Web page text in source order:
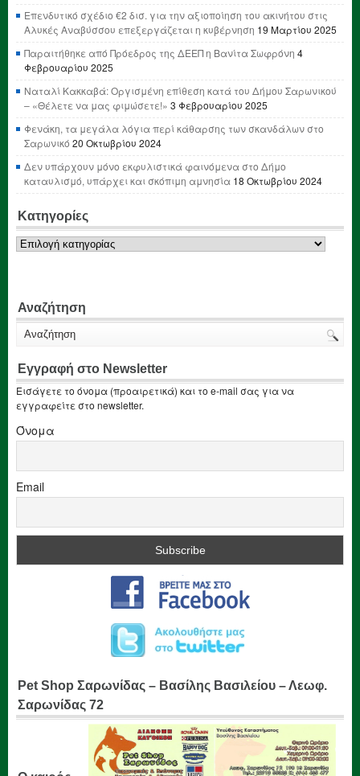
Επενδυτικό σχέδιο €2 δισ. για την αξιοποίηση του ακινήτου στις
Αλυκές Αναβύσσου επεξεργάζεται η κυβέρνηση 19 Μαρτίου 2025
Παραιτήθηκε από Πρόεδρος της ΔΕΕΠ η Βανίτα Σωφρόνη 4
Φεβρουαρίου 2025
Ναταλί Κακκαβά: Οργισμένη επίθεση κατά του Δήμου Σαρωνικού
– «Θέλετε να μας φιμώσετε!» 3 Φεβρουαρίου 2025
Φενάκη, τα μεγάλα λόγια περί κάθαρσης των σκανδάλων στο
Σαρωνικό 20 Οκτωβρίου 2024
Δεν υπάρχουν μόνο εκφυλιστικά φαινόμενα στο Δήμο
καταυλισμό, υπάρχει και σκόπιμη αμνησία 18 Οκτωβρίου 2024
Κατηγορίες
Κατηγορίες
Αναζήτηση
Εγγραφή στο Newsletter
Εισάγετε το όνομα (προαιρετικά) και το e-mail σας για να
εγγραφείτε στο newsletter.
Όνομα
Email
Pet Shop Σαρωνίδας – Βασίλης Βασιλείου – Λεωφ.
Σαρωνίδας 72